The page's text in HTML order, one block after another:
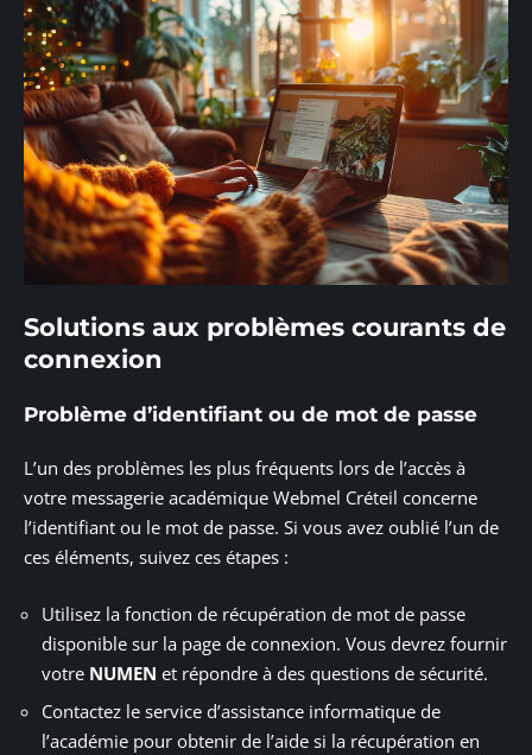
Solutions aux problèmes courants de
connexion
Problème d’identifiant ou de mot de passe
L’un des problèmes les plus fréquents lors de l’accès à
votre messagerie académique Webmel Créteil concerne
l’identifiant ou le mot de passe. Si vous avez oublié l’un de
ces éléments, suivez ces étapes :
Utilisez la fonction de récupération de mot de passe
disponible sur la page de connexion. Vous devrez fournir
votre NUMEN et répondre à des questions de sécurité.
Contactez le service d’assistance informatique de
l’académie pour obtenir de l’aide si la récupération en